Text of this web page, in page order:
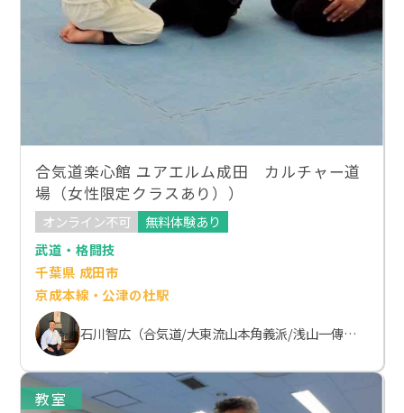
合気道楽心館 ユアエルム成田 カルチャー道
場（女性限定クラスあり））
オンライン不可
無料体験あり
武道・格闘技
千葉県 成田市
京成本線・公津の杜駅
石川智広（合気道/大東流山本角義派/浅山一傳流体術）
教室